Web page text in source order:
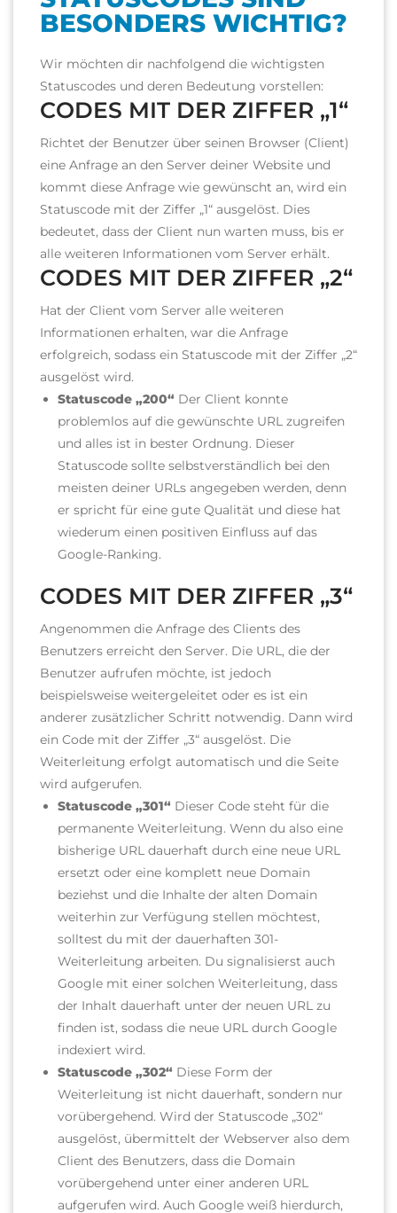
BESONDERS WICHTIG?
Wir möchten dir nachfolgend die wichtigsten
Statuscodes und deren Bedeutung vorstellen:
CODES MIT DER ZIFFER „1“
Richtet der Benutzer über seinen Browser (Client)
eine Anfrage an den Server deiner Website und
kommt diese Anfrage wie gewünscht an, wird ein
Statuscode mit der Ziffer „1“ ausgelöst. Dies
bedeutet, dass der Client nun warten muss, bis er
alle weiteren Informationen vom Server erhält.
CODES MIT DER ZIFFER „2“
Hat der Client vom Server alle weiteren
Informationen erhalten, war die Anfrage
erfolgreich, sodass ein Statuscode mit der Ziffer „2“
ausgelöst wird.
Statuscode „200“ Der Client konnte
problemlos auf die gewünschte URL zugreifen
und alles ist in bester Ordnung. Dieser
Statuscode sollte selbstverständlich bei den
meisten deiner URLs angegeben werden, denn
er spricht für eine gute Qualität und diese hat
wiederum einen positiven Einfluss auf das
Google-Ranking.
CODES MIT DER ZIFFER „3“
Angenommen die Anfrage des Clients des
Benutzers erreicht den Server. Die URL, die der
Benutzer aufrufen möchte, ist jedoch
beispielsweise weitergeleitet oder es ist ein
anderer zusätzlicher Schritt notwendig. Dann wird
ein Code mit der Ziffer „3“ ausgelöst. Die
Weiterleitung erfolgt automatisch und die Seite
wird aufgerufen.
Statuscode „301“ Dieser Code steht für die
permanente Weiterleitung. Wenn du also eine
bisherige URL dauerhaft durch eine neue URL
ersetzt oder eine komplett neue Domain
beziehst und die Inhalte der alten Domain
weiterhin zur Verfügung stellen möchtest,
solltest du mit der dauerhaften 301-
Weiterleitung arbeiten. Du signalisierst auch
Google mit einer solchen Weiterleitung, dass
der Inhalt dauerhaft unter der neuen URL zu
finden ist, sodass die neue URL durch Google
indexiert wird.
Statuscode „302“ Diese Form der
Weiterleitung ist nicht dauerhaft, sondern nur
vorübergehend. Wird der Statuscode „302“
ausgelöst, übermittelt der Webserver also dem
Client des Benutzers, dass die Domain
vorübergehend unter einer anderen URL
aufgerufen wird. Auch Google weiß hierdurch,